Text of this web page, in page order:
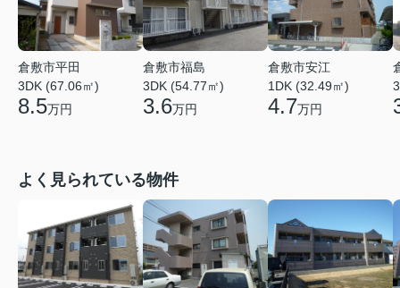
倉敷市平田
3DK (67.06㎡)
8.5万円
倉敷市福島
3DK (54.77㎡)
3.6万円
倉敷市安江
1DK (32.49㎡)
4.7万円
よく見られている物件